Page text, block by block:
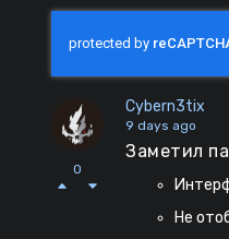
0
Cybern3tix
9 days ago
Заметил
Не